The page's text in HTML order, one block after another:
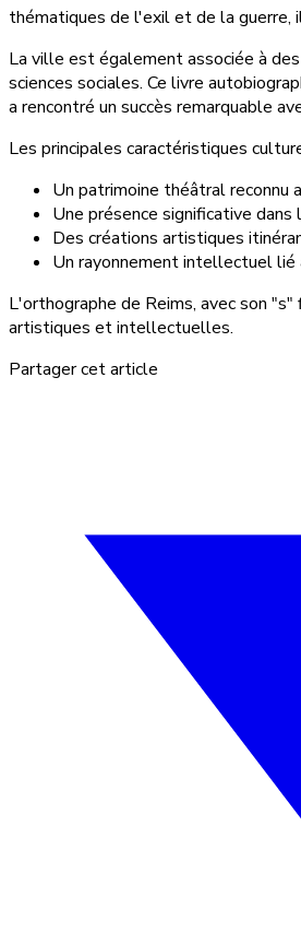
thématiques de l'exil et de la guerre,
La ville est également associée à
sciences sociales. Ce livre
a rencontré un succès remarquable
Les principales caractéristiques
Un patrimoine théâtral reconnu
Une présence significative
Des créations artistiques
Un rayonnement intellectuel
L'orthographe de Reims, avec son
artistiques et intellectuelles.
Partager cet article